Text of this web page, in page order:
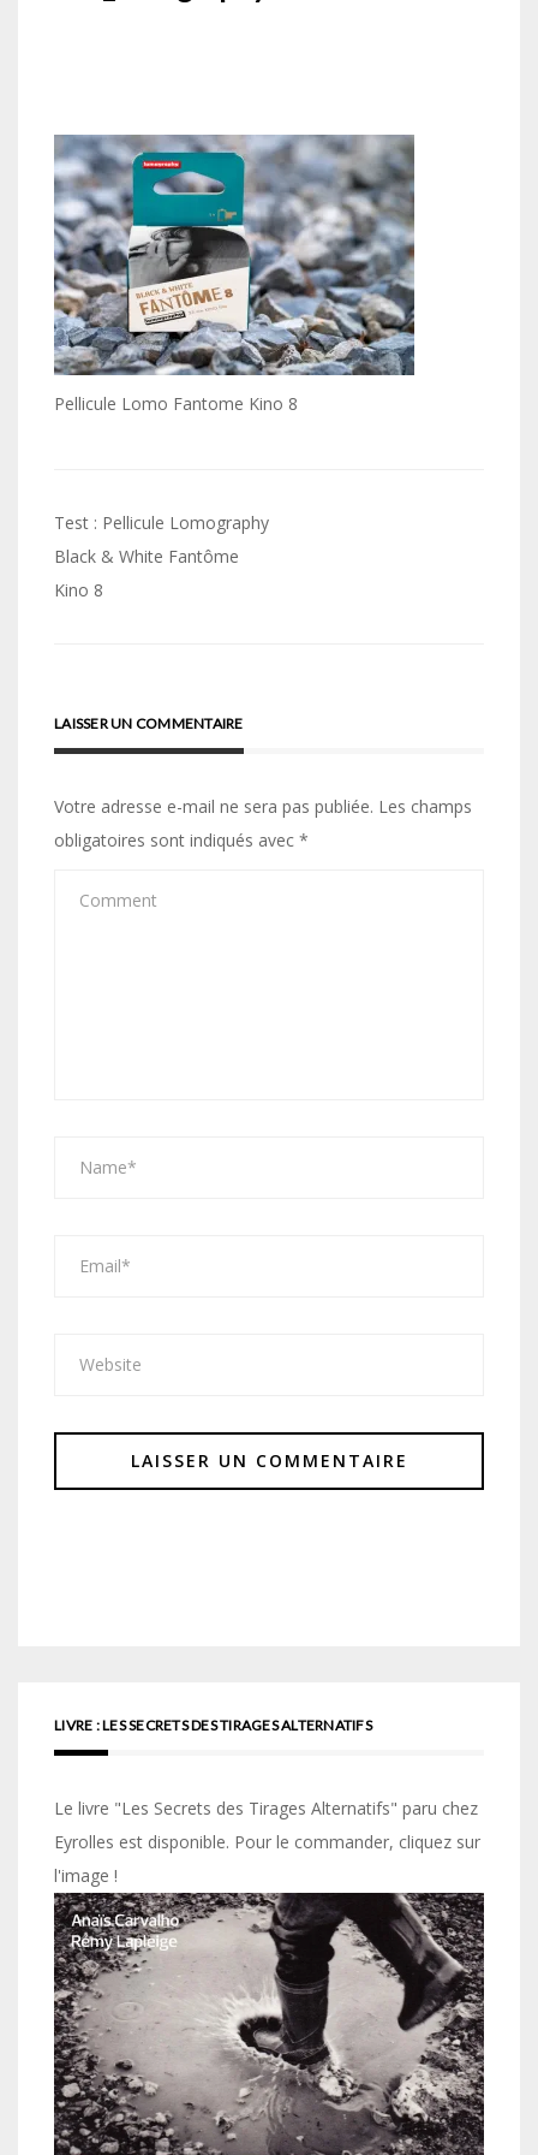
Pellicule Lomo Fantome Kino 8
Navigation
de
l’article
Test : Pellicule Lomography
Black & White Fantôme
Kino 8
LAISSER UN COMMENTAIRE
Votre adresse e-mail ne sera pas publiée. Les champs
obligatoires sont indiqués avec *
LIVRE : LES SECRETS DES TIRAGES ALTERNATIFS
Le livre "Les Secrets des Tirages Alternatifs" paru chez
Eyrolles est disponible. Pour le commander, cliquez sur
l'image !